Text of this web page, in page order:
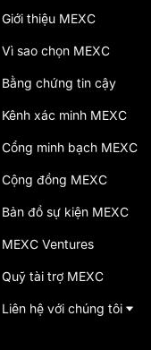
Giới thiệu MEXC
Vì sao chọn MEXC
Bằng chứng tin cậy
Kênh xác minh MEXC
Cổng minh bạch MEXC
Cộng đồng MEXC
Bản đồ sự kiện MEXC
MEXC Ventures
Quỹ tài trợ MEXC
Liên hệ với chúng tôi